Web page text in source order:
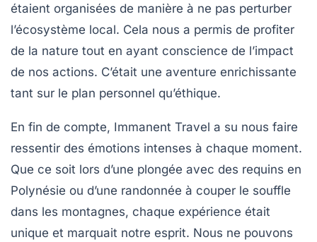
étaient organisées de manière à ne pas perturber
l’écosystème local. Cela nous a permis de profiter
de la nature tout en ayant conscience de l’impact
de nos actions. C’était une aventure enrichissante
tant sur le plan personnel qu’éthique.
En fin de compte, Immanent Travel a su nous faire
ressentir des émotions intenses à chaque moment.
Que ce soit lors d’une plongée avec des requins en
Polynésie ou d’une randonnée à couper le souffle
dans les montagnes, chaque expérience était
unique et marquait notre esprit. Nous ne pouvons